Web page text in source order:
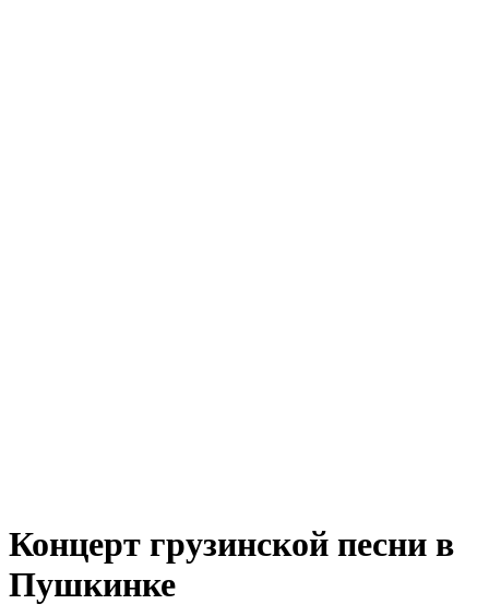
Концерт грузинской песни в
Пушкинке